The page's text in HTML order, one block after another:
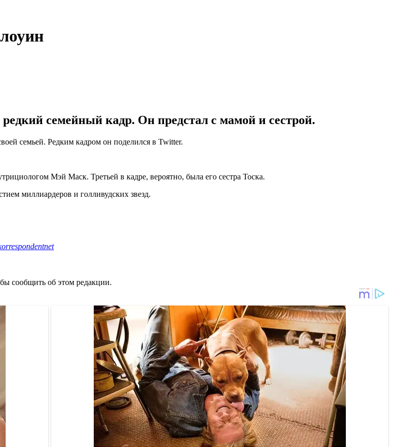
семейный кадр. Он предстал с мамой и сестрой.
семьей. Редким кадром он поделился в Twitter.
Мэй Маск. Третьей в кадре, вероятно, была его сестра Тоска.
миллиардеров и голливудских звезд.
сообщить об этом редакции.